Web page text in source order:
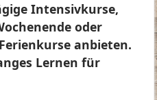
Intensivkurse,
oder
anbieten.
Lernen für